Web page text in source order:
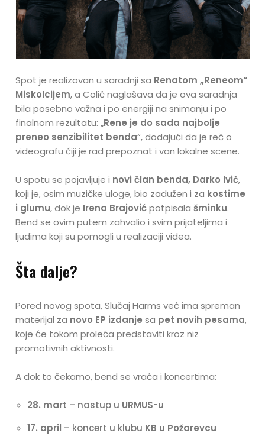
Spot je realizovan u saradnji sa Renatom „Reneom“
Miskolcijem, a Colić naglašava da je ova saradnja
bila posebno važna i po energiji na snimanju i po
finalnom rezultatu: „Rene je do sada najbolje
preneo senzibilitet benda“, dodajući da je reč o
videografu čiji je rad prepoznat i van lokalne scene.
U spotu se pojavljuje i novi član benda, Darko Ivić,
koji je, osim muzičke uloge, bio zadužen i za kostime
i glumu, dok je Irena Brajovićpotpisalašminku.
Bend se ovim putem zahvalio i svim prijateljima i
ljudima koji su pomogli u realizaciji videa.
Šta dalje?
Pored novog spota, Slučaj Harms već ima spreman
materijal za novo EP izdanje sa pet novih pesama,
koje će tokom proleća predstaviti kroz niz
promotivnih aktivnosti.
A dok to čekamo, bend se vraća i koncertima:
28. mart – nastup u URMUS-u
17. april – koncert u klubu KB u Požarevcu